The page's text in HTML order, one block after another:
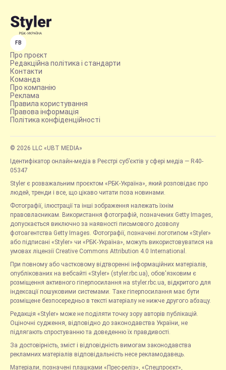
FB
Про проєкт
Редакційна політика і стандарти
Контакти
Команда
Про компанію
Реклама
Правила користування
Правова інформація
Політика конфіденційності
© 2026 LLC «UBT MEDIA»
Ідентифікатор онлайн-медіа в Реєстрі суб’єктів у сфері медіа — R40-
05347
Styler є розважальним проєктом «РБК-Україна», який розповідає про
людей, тренди і все, що цікаво читати поза новинами.
Фотографії, ілюстрації та інші зображення належать їхнім
правовласникам. Використання фотографій, позначених Getty Images,
допускається виключно за наявності письмового дозволу
фотоагентства Getty Images. Фотографії, позначені логотипом «Styler»
або підписані «Styler» чи «РБК-Україна», можуть використовуватися на
умовах ліцензії Creative Commons Attribution 4.0 International.
При повному або частковому відтворенні інформаційних матеріалів,
опублікованих на вебсайті «Styler» (styler.rbc.ua), обов'язковим є
розміщення активного гіперпосилання на styler.rbc.ua, відкритого для
індексації пошуковими системами. Таке гіперпосилання має бути
розміщене безпосередньо в тексті матеріалу не нижче другого абзацу.
Редакція «Styler» може не поділяти точку зору авторів публікацій.
Оціночні судження, відповідно до законодавства України, не
підлягають спростуванню та доведенню їх правдивості.
За достовірність, зміст і відповідність вимогам законодавства
рекламних матеріалів відповідальність несе рекламодавець.
Матеріали, позначені плашками «Прес-реліз», «Спецпроєкт»,